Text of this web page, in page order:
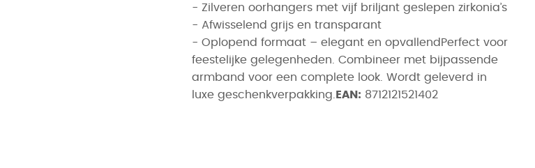
- Zilveren oorhangers met vijf briljant geslepen zirkonia’s
- Afwisselend grijs en transparant
- Oplopend formaat – elegant en opvallendPerfect voor
feestelijke gelegenheden. Combineer met bijpassende
armband voor een complete look. Wordt geleverd in
luxe geschenkverpakking. EAN: 8712121521402